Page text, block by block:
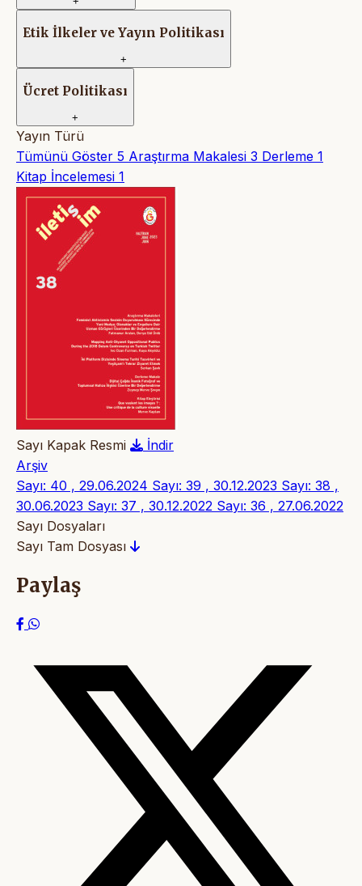
Etik İlkeler ve Yayın Politikası
+
Ücret Politikası
+
Yayın Türü
Tümünü Göster 5 Araştırma Makalesi 3 Derleme 1
Kitap İncelemesi 1
Sayı Kapak Resmi
İndir
Arşiv
Sayı: 40 , 29.06.2024 Sayı: 39 , 30.12.2023 Sayı: 38 ,
30.06.2023 Sayı: 37 , 30.12.2022 Sayı: 36 , 27.06.2022
Sayı Dosyaları
Sayı Tam Dosyası
Paylaş